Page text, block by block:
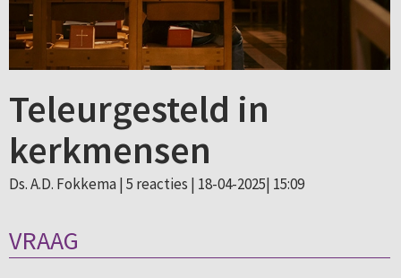
Teleurgesteld in
kerkmensen
Ds. A.D. Fokkema | 5 reacties | 18-04-2025| 15:09
VRAAG